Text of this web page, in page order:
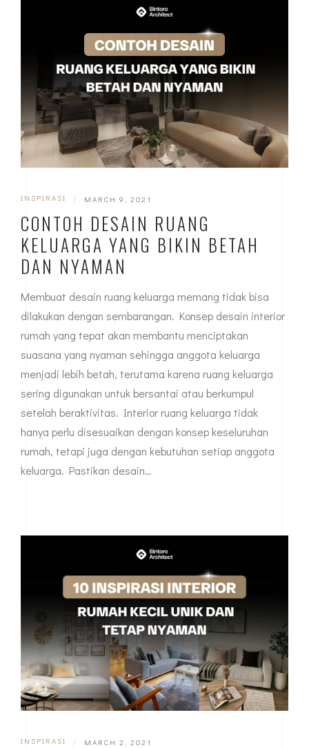
INSPIRASI | MARCH 9, 2021
CONTOH DESAIN RUANG
KELUARGA YANG BIKIN BETAH
DAN NYAMAN
Membuat desain ruang keluarga memang tidak bisa
dilakukan dengan sembarangan. Konsep desain interior
rumah yang tepat akan membantu menciptakan
suasana yang nyaman sehingga anggota keluarga
menjadi lebih betah, terutama karena ruang keluarga
sering digunakan untuk bersantai atau berkumpul
setelah beraktivitas. Interior ruang keluarga tidak
hanya perlu disesuaikan dengan konsep keseluruhan
rumah, tetapi juga dengan kebutuhan setiap anggota
keluarga. Pastikan desain…
INSPIRASI | MARCH 2, 2021